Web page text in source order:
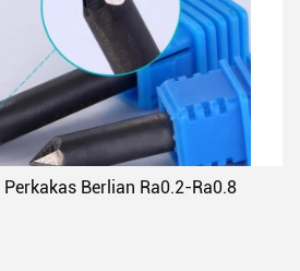
Berlian Ra0.2-Ra0.8